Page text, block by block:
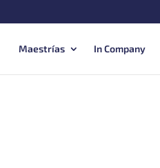
Maestrías In Company